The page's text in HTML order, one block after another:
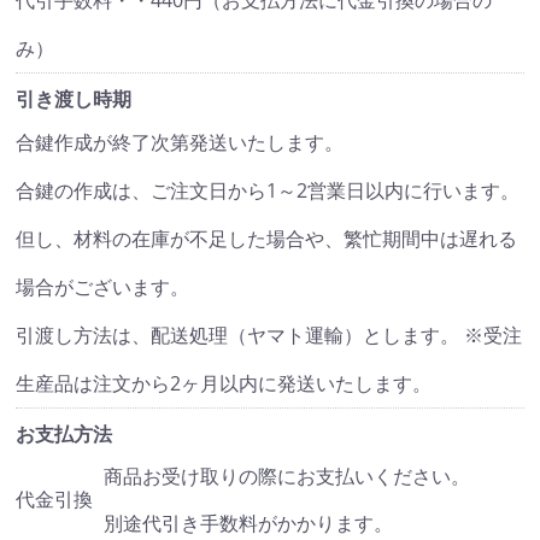
み）
引き渡し時期
合鍵作成が終了次第発送いたします。
合鍵の作成は、ご注文日から1～2営業日以内に行います。
但し、材料の在庫が不足した場合や、繁忙期間中は遅れる
場合がございます。
引渡し方法は、配送処理（ヤマト運輸）とします。 ※受注
生産品は注文から2ヶ月以内に発送いたします。
お支払方法
代金引換
商品お受け取りの際にお支払いください。
別途代引き手数料がかかります。